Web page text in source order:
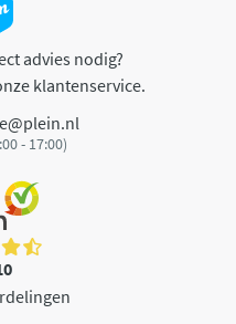
advies nodig?
klantenservice.
- 17:00)